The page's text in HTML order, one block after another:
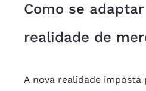
Como se
realidade de
A nova realidade imposta